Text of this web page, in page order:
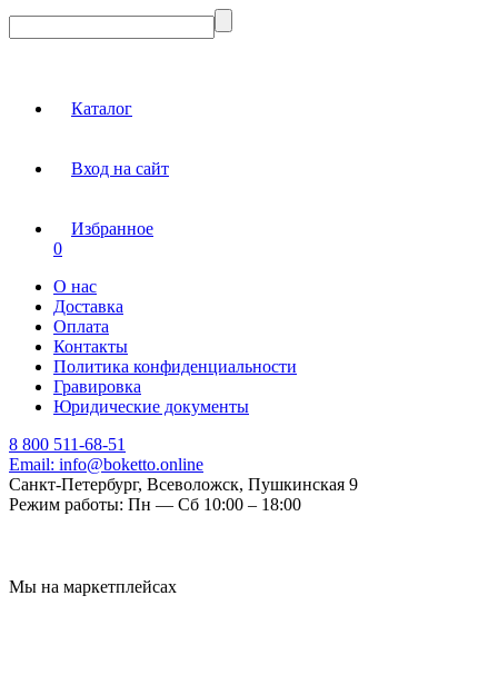
Каталог
Вход на сайт
Избранное
0
О нас
Доставка
Оплата
Контакты
Политика конфиденциальности
Гравировка
Юридические документы
8 800 511-68-51
Email: info@boketto.online
Санкт-Петербург, Всеволожск, Пушкинская 9
Режим работы: Пн — Сб 10:00 – 18:00
Мы на маркетплейсах